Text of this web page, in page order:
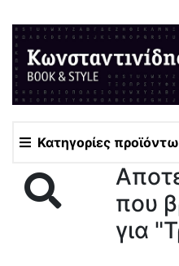
Κατηγορίες
που
για